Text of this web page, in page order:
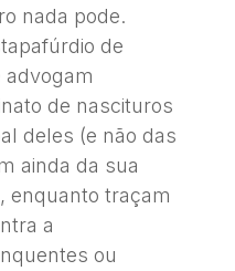
nada pode.
de
advogam
de nascituros
deles (e não das
ainda da sua
enquanto traçam
a
ou